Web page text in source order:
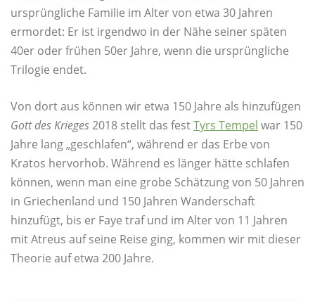
ursprüngliche Familie im Alter von etwa 30 Jahren
ermordet: Er ist irgendwo in der Nähe seiner späten
40er oder frühen 50er Jahre, wenn die ursprüngliche
Trilogie endet.
Von dort aus können wir etwa 150 Jahre als hinzufügen
Gott des Krieges2018 stellt das festTyrs Tempel war 150
Jahre lang „geschlafen“, während er das Erbe von
Kratos hervorhob. Während es länger hätte schlafen
können, wenn man eine grobe Schätzung von 50 Jahren
in Griechenland und 150 Jahren Wanderschaft
hinzufügt, bis er Faye traf und im Alter von 11 Jahren
mit Atreus auf seine Reise ging, kommen wir mit dieser
Theorie auf etwa 200 Jahre.